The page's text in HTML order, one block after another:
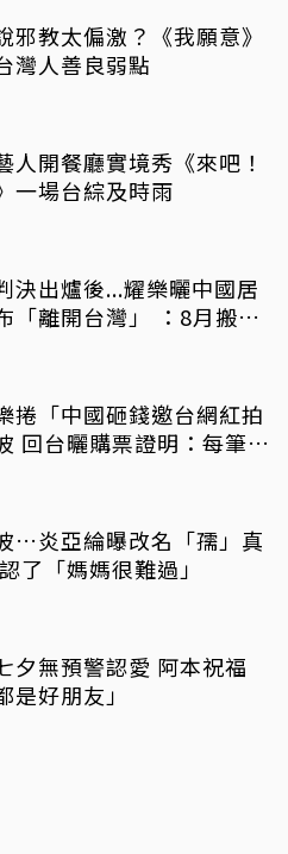
邪教太偏激？《我願意》
灣人善良弱點
人開餐廳實境秀《來吧！
一場台綜及時雨
決出爐後...耀樂曬中國居
「離開台灣」 ：8月搬杭
捲「中國砸錢邀台網紅拍
回台曬購票證明：每筆都
…炎亞綸曝改名「孺」真
了「媽媽很難過」
預警認愛 阿本祝福
是好朋友」